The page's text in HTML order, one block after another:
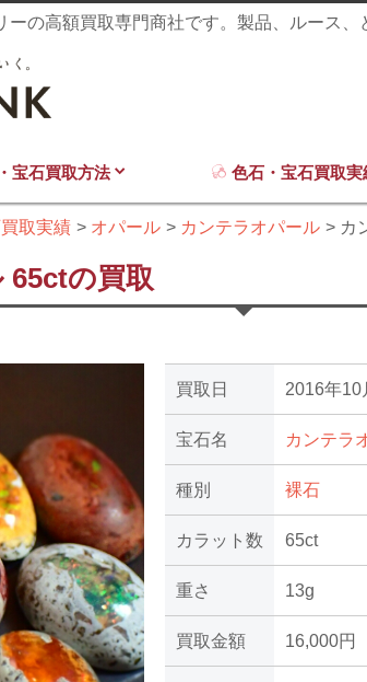
の高額買取専門商社です。製品、ルース、
宝石買取方法 色石・宝石買取実
取実績 オパール カンテラオパール カ
65ctの買取
買取日 2016年10
宝石名 カンテラ
種別 裸石
カラット数 65ct
重さ 13g
買取金額 16,000円